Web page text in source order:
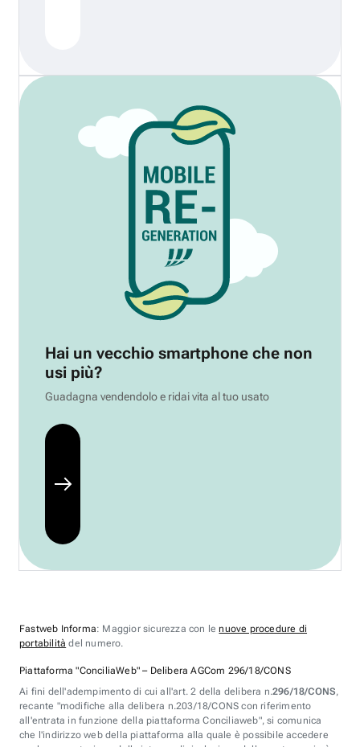
Hai un vecchio smartphone che non
usi più?
Guadagna vendendolo e ridai vita al tuo usato
Fastweb Informa: Maggior sicurezza con lenuove procedure di
portabilità del numero.
Piattaforma "ConciliaWeb" – Delibera AGCom 296/18/CONS
Ai fini dell'adempimento di cui all'art. 2 della delibera n.296/18/CONS,
recante "modifiche alla delibera n.203/18/CONS con riferimento
all'entrata in funzione della piattaforma Conciliaweb", si comunica
che l'indirizzo web della piattaforma alla quale è possibile accedere